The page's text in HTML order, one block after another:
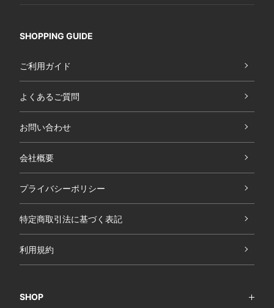
SHOPPING GUIDE
ご利用ガイド
よくあるご質問
お問い合わせ
会社概要
プライバシーポリシー
特定商取引法に基づく表記
利用規約
SHOP